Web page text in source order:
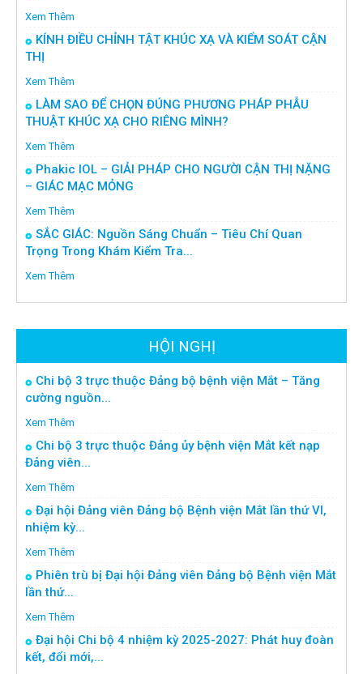
Xem Thêm
KÍNH ĐIỀU CHỈNH TẬT KHÚC XẠ VÀ KIỂM SOÁT CẬN
THỊ
Xem Thêm
LÀM SAO ĐỂ CHỌN ĐÚNG PHƯƠNG PHÁP PHẪU
THUẬT KHÚC XẠ CHO RIÊNG MÌNH?
Xem Thêm
Phakic IOL – GIẢI PHÁP CHO NGƯỜI CẬN THỊ NẶNG
– GIÁC MẠC MỎNG
Xem Thêm
SẮC GIÁC: Nguồn Sáng Chuẩn – Tiêu Chí Quan
Trọng Trong Khám Kiểm Tra...
Xem Thêm
HỘI NGHỊ
Chi bộ 3 trực thuộc Đảng bộ bệnh viện Mắt – Tăng
cường nguồn...
Xem Thêm
Chi bộ 3 trực thuộc Đảng ủy bệnh viện Mắt kết nạp
Đảng viên...
Xem Thêm
Đại hội Đảng viên Đảng bộ Bệnh viện Mắt lần thứ VI,
nhiệm kỳ...
Xem Thêm
Phiên trù bị Đại hội Đảng viên Đảng bộ Bệnh viện Mắt
lần thứ...
Xem Thêm
Đại hội Chi bộ 4 nhiệm kỳ 2025-2027: Phát huy đoàn
kết, đổi mới,...